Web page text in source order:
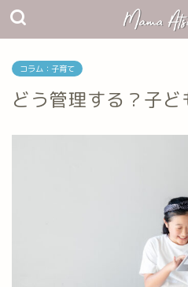
コラム：子育て
どう管理する？子